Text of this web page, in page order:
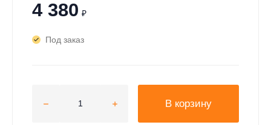
4 380 ₽
Под заказ
В корзину